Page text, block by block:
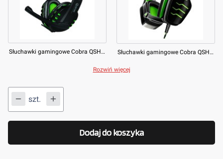
Słuchawki gamingowe Cobra QSHXB001 do Xbox One Słuchawki gamingowe Cobra QSHXB050 do XBOX ONE
Rozwiń więcej
szt.
Dodaj do koszyka